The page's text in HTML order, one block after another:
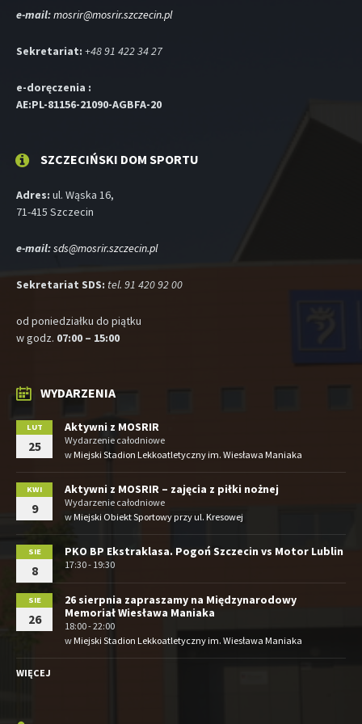
e-mail:mosrir@mosrir.szczecin.pl
Sekretariat: +48 91 422 34 27
e-doręczenia :
AE:PL-81156-21090-AGBFA-20
SZCZECIŃSKI DOM SPORTU
Adres: ul. Wąska 16,
71-415 Szczecin
e-mail:sds@mosrir.szczecin.pl
Sekretariat SDS: tel. 91 420 92 00
od poniedziałku do piątku
w godz. 07:00 – 15:00
WYDARZENIA
LUT
25
Aktywni z MOSRIR
Wydarzenie całodniowe
wMiejski Stadion Lekkoatletyczny im. Wiesława Maniaka
KWI
9
Aktywni z MOSRIR – zajęcia z piłki nożnej
Wydarzenie całodniowe
wMiejski Obiekt Sportowy przy ul. Kresowej
SIE
8
PKO BP Ekstraklasa. Pogoń Szczecin vs Motor Lublin
17:30 - 19:30
SIE
26
26 sierpnia zapraszamy na Międzynarodowy
Memoriał Wiesława Maniaka
18:00 - 22:00
wMiejski Stadion Lekkoatletyczny im. Wiesława Maniaka
WIĘCEJ